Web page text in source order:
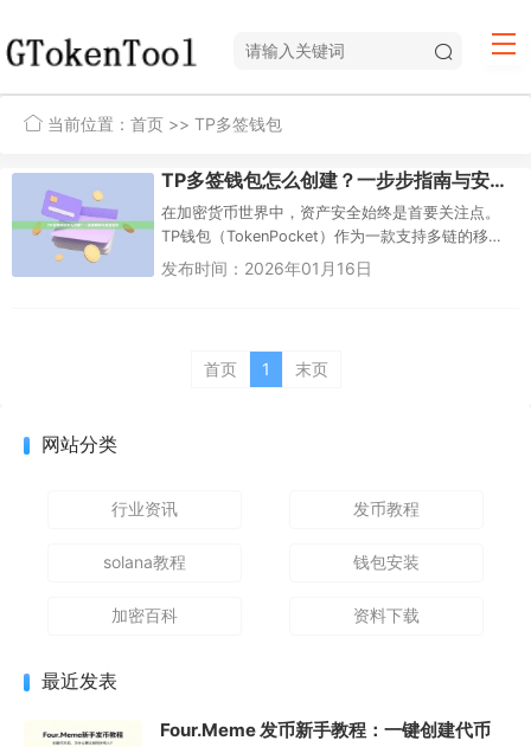
当前位置： 首页 >> TP多签钱包
TP多签钱包怎么创建？一步步指南与安全优化
在加密货币世界中，资产安全始终是首要关注点。
TP钱包（TokenPocket）作为一款支持多链的移动
钱包，提供了多签功能，帮助用户提升资产保护水
发布时间：2026年01月16日
首页 1 末页
网站分类
行业资讯 发币教程
solana教程 钱包安装
加密百科 资料下载
最近发表
Four.Meme 发币新手教程：一键创建代币